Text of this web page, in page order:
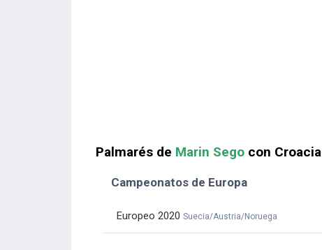
Palmarés de Marin Sego con Croacia
Campeonatos de Europa
Europeo 2020 Suecia/Austria/Noruega